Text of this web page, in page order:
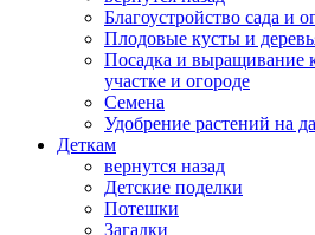
Благоустройство сада и
Плодовые кусты и
Посадка и выращивание
участке и огороде
Семена
Удобрение растений на
Деткам
вернутся назад
Детские поделки
Потешки
Загадки